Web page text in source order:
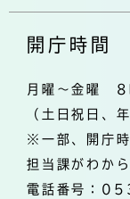
開庁時間
月曜～金曜
（土日祝日、
※一部、開庁時
担当課がわか
電話番号：